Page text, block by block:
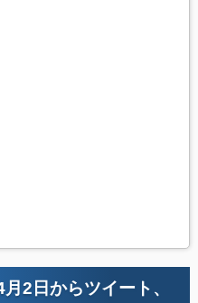
2日からツイート、